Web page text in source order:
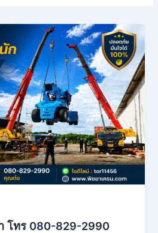
โทร 080-829-2990